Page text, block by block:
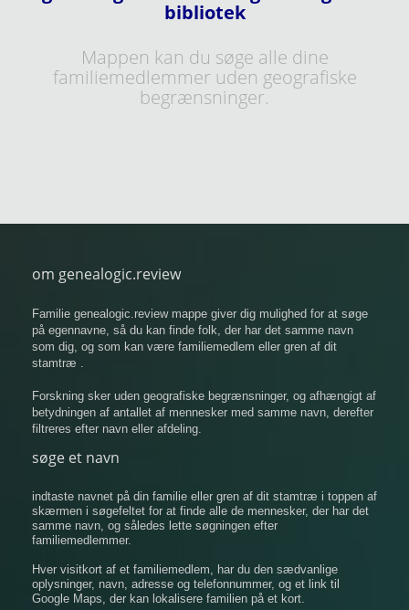
bibliotek
Mappen kan du søge alle dine
familiemedlemmer uden geografiske
begrænsninger.
om genealogic.review
Familie genealogic.review mappe giver dig mulighed for at søge
på egennavne, så du kan finde folk, der har det samme navn
som dig, og som kan være familiemedlem eller gren af ​​dit
stamtræ .
Forskning sker uden geografiske begrænsninger, og afhængigt af
betydningen af ​​antallet af mennesker med samme navn, derefter
filtreres efter navn eller afdeling.
søge et navn
indtaste navnet på din familie eller gren af ​​dit stamtræ i toppen af
​​skærmen i søgefeltet for at finde alle de mennesker, der har det
samme navn, og således lette søgningen efter
familiemedlemmer.
Hver visitkort af et familiemedlem, har du den sædvanlige
oplysninger, navn, adresse og telefonnummer, og et link til
Google Maps, der kan lokalisere familien på et kort.